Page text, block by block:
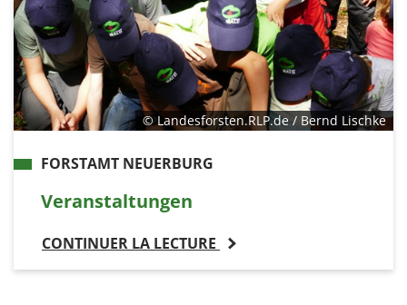
© Landesforsten.RLP.de / Bernd Lischke
FORSTAMT NEUERBURG
Veranstaltungen
CONTINUER LA LECTURE